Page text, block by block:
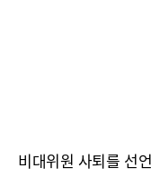
비대위원 사퇴를 선